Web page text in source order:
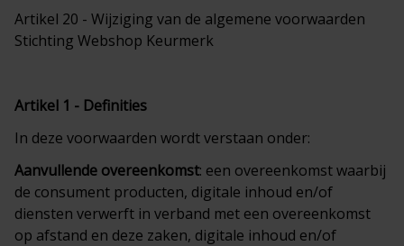
Artikel 20 - Wijziging van de algemene voorwaarden
Stichting Webshop Keurmerk
Artikel 1 - Definities
In deze voorwaarden wordt verstaan onder:
Aanvullende overeenkomst: een overeenkomst waarbij
de consument producten, digitale inhoud en/of
diensten verwerft in verband met een overeenkomst
op afstand en deze zaken, digitale inhoud en/of